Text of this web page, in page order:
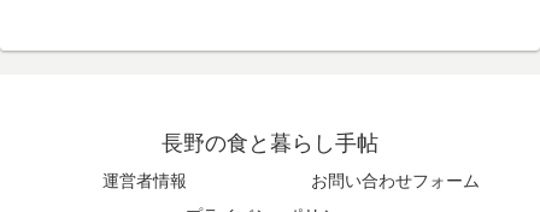
長野の食と暮らし手帖
運営者情報
お問い合わせフォーム